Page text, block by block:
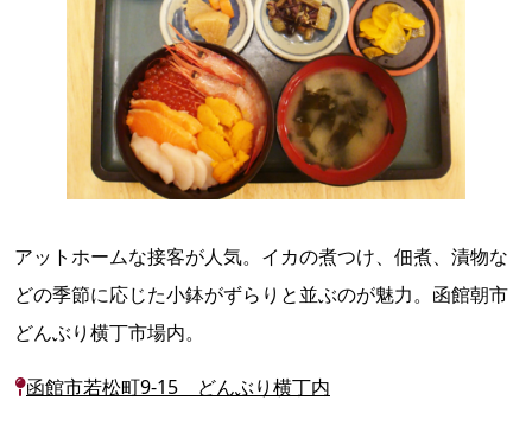
アットホームな接客が人気。イカの煮つけ、佃煮、漬物な
どの季節に応じた小鉢がずらりと並ぶのが魅力。函館朝市
どんぶり横丁市場内。
函館市若松町9-15 どんぶり横丁内